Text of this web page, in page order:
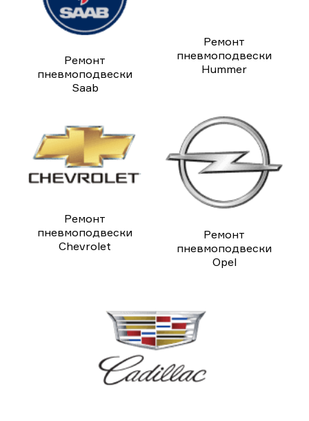
Ремонт
пневмоподвески
Saab
Ремонт
пневмоподвески
Hummer
Ремонт
пневмоподвески
Chevrolet
Ремонт
пневмоподвески
Opel